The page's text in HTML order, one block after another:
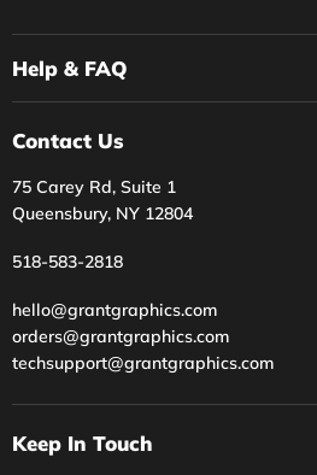
Help & FAQ
Contact Us
75 Carey Rd, Suite 1
Queensbury, NY 12804
518-583-2818
hello@grantgraphics.com
orders@grantgraphics.com
techsupport@grantgraphics.com
Keep In Touch